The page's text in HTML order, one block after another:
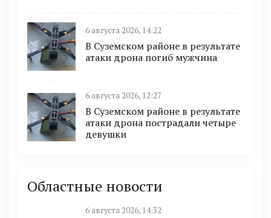
6 августа 2026, 14:22
В Суземском районе в результате
атаки дрона погиб мужчина
6 августа 2026, 12:27
В Суземском районе в результате
атаки дрона пострадали четыре
девушки
Областные новости
6 августа 2026, 14:32